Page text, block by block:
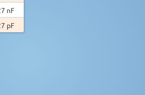
nF
pF